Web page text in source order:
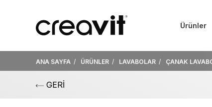
Ürünler
ANA SAYFA ÜRÜNLER LAVABOLAR ÇANAK
GERİ